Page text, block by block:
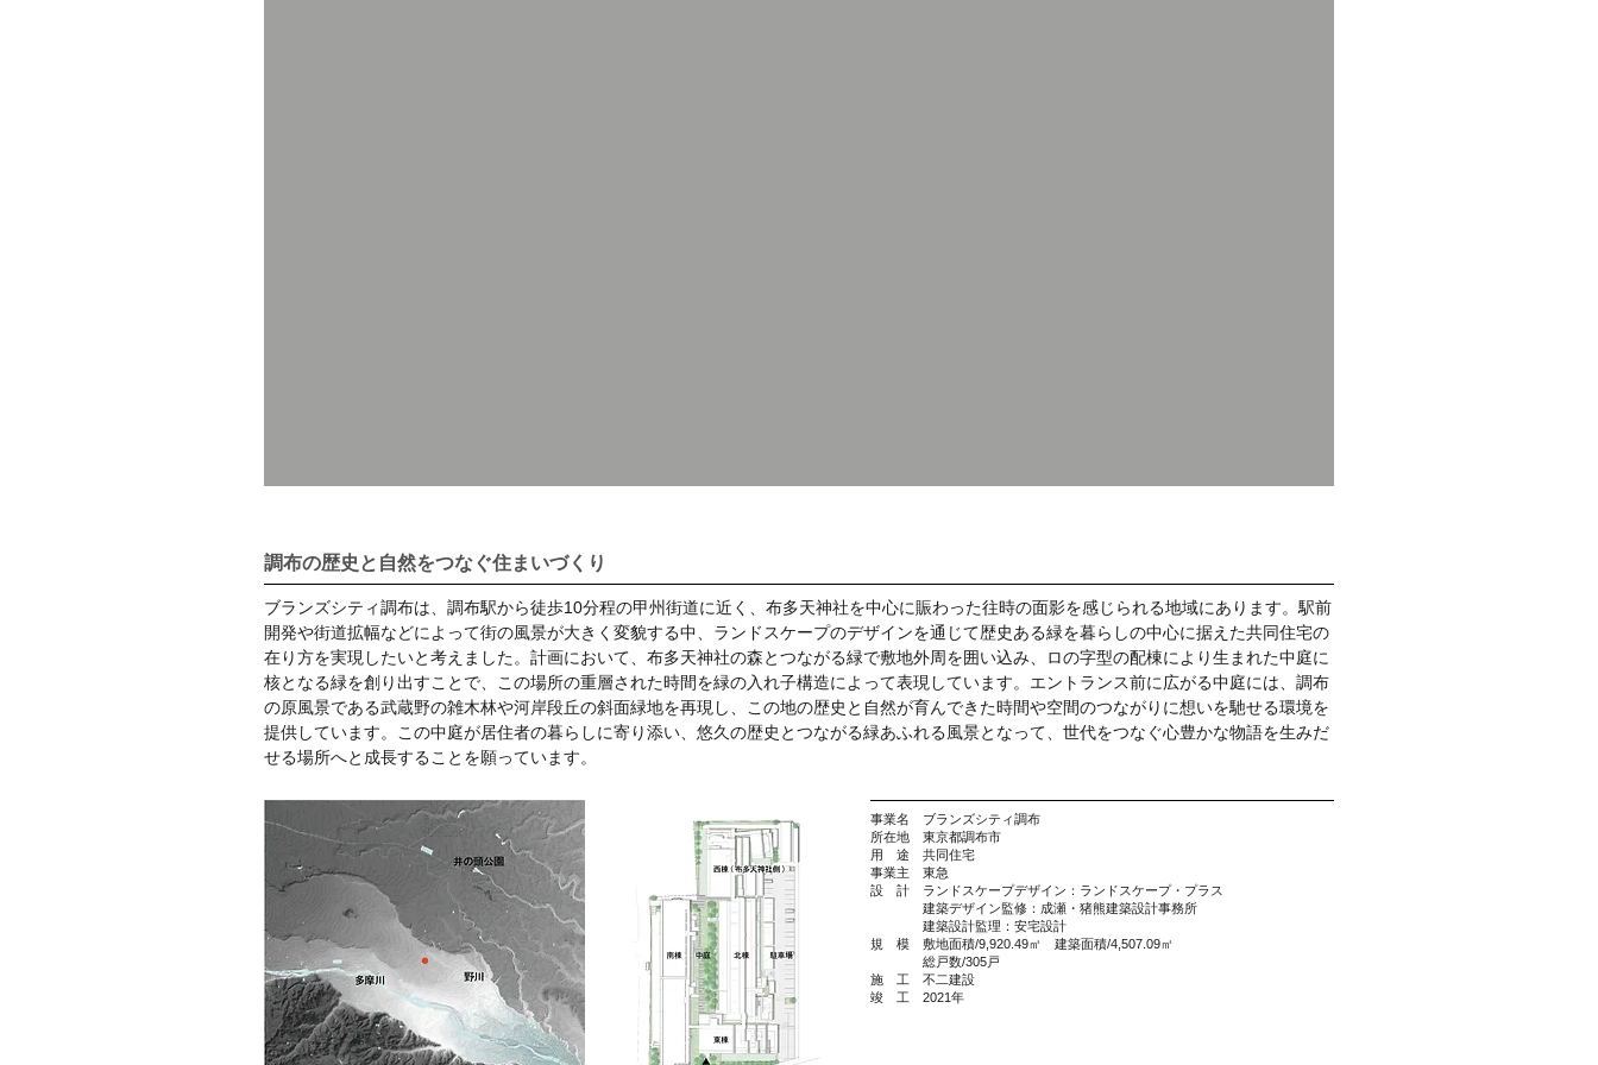
調布の歴史と自然をつなぐ住まいづくり
ブランズシティ調布は、調布駅から徒歩10分程の甲州街道に近く、布多天神社を中心に賑わった往時の面影を感じられる地域にあります。駅前
開発や街道拡幅などによって街の風景が大きく変貌する中、ランドスケープのデザインを通じて歴史ある緑を暮らしの中心に据えた共同住宅の
在り方を実現したいと考えました。計画において、布多天神社の森とつながる緑で敷地外周を囲い込み、ロの字型の配棟により生まれた中庭に
核となる緑を創り出すことで、この場所の重層された時間を緑の入れ子構造によって表現しています。エントランス前に広がる中庭には、調布
の原風景である武蔵野の雑木林や河岸段丘の斜面緑地を再現し、この地の歴史と自然が育んできた時間や空間のつながりに想いを馳せる環境を
提供しています。この中庭が居住者の暮らしに寄り添い、悠久の歴史とつながる緑あふれる風景となって、世代をつなぐ心豊かな物語を生みだ
せる場所へと成長することを願っています。
事業名 ブランズシティ調布
所在地 東京都調布市
用 途 共同住宅
事業主 東急
設 計 ランドスケープデザイン：ランドスケープ・プラス
建築デザイン監修：成瀬・猪熊建築設計事務所
建築設計監理：安宅設計
規 模 敷地面積/9,920.49㎡ 建築面積/4,507.09㎡
総戸数/305戸
施 工 不二建設
竣 工 2021年